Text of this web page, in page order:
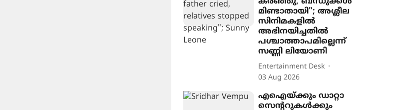
മിണ്ടാതായി"; അശ്ലീല
സിനിമകളിൽ
അഭിനയിച്ചതിൽ
പശ്ചാത്താപമില്ലെന്ന്
സണ്ണി ലിയോണി
Entertainment Desk
03 Aug 2026
എഐയ്ക്കും ഡാറ്റാ
സെന്‍ററുകൾക്കും